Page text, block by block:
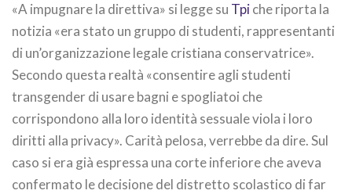
«A impugnare la direttiva» si legge su Tpiche riporta la
notizia «era stato un gruppo di studenti, rappresentanti
di un’organizzazione legale cristiana conservatrice».
Secondo questa realtà «consentire agli studenti
transgender di usare bagni e spogliatoi che
corrispondono alla loro identità sessuale viola i loro
diritti alla privacy». Carità pelosa, verrebbe da dire. Sul
caso si era già espressa una corte inferiore che aveva
confermato le decisione del distretto scolastico di far